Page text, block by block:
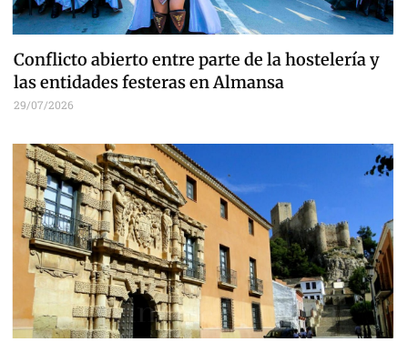
Conflicto abierto entre parte de la hostelería y
las entidades festeras en Almansa
29/07/2026